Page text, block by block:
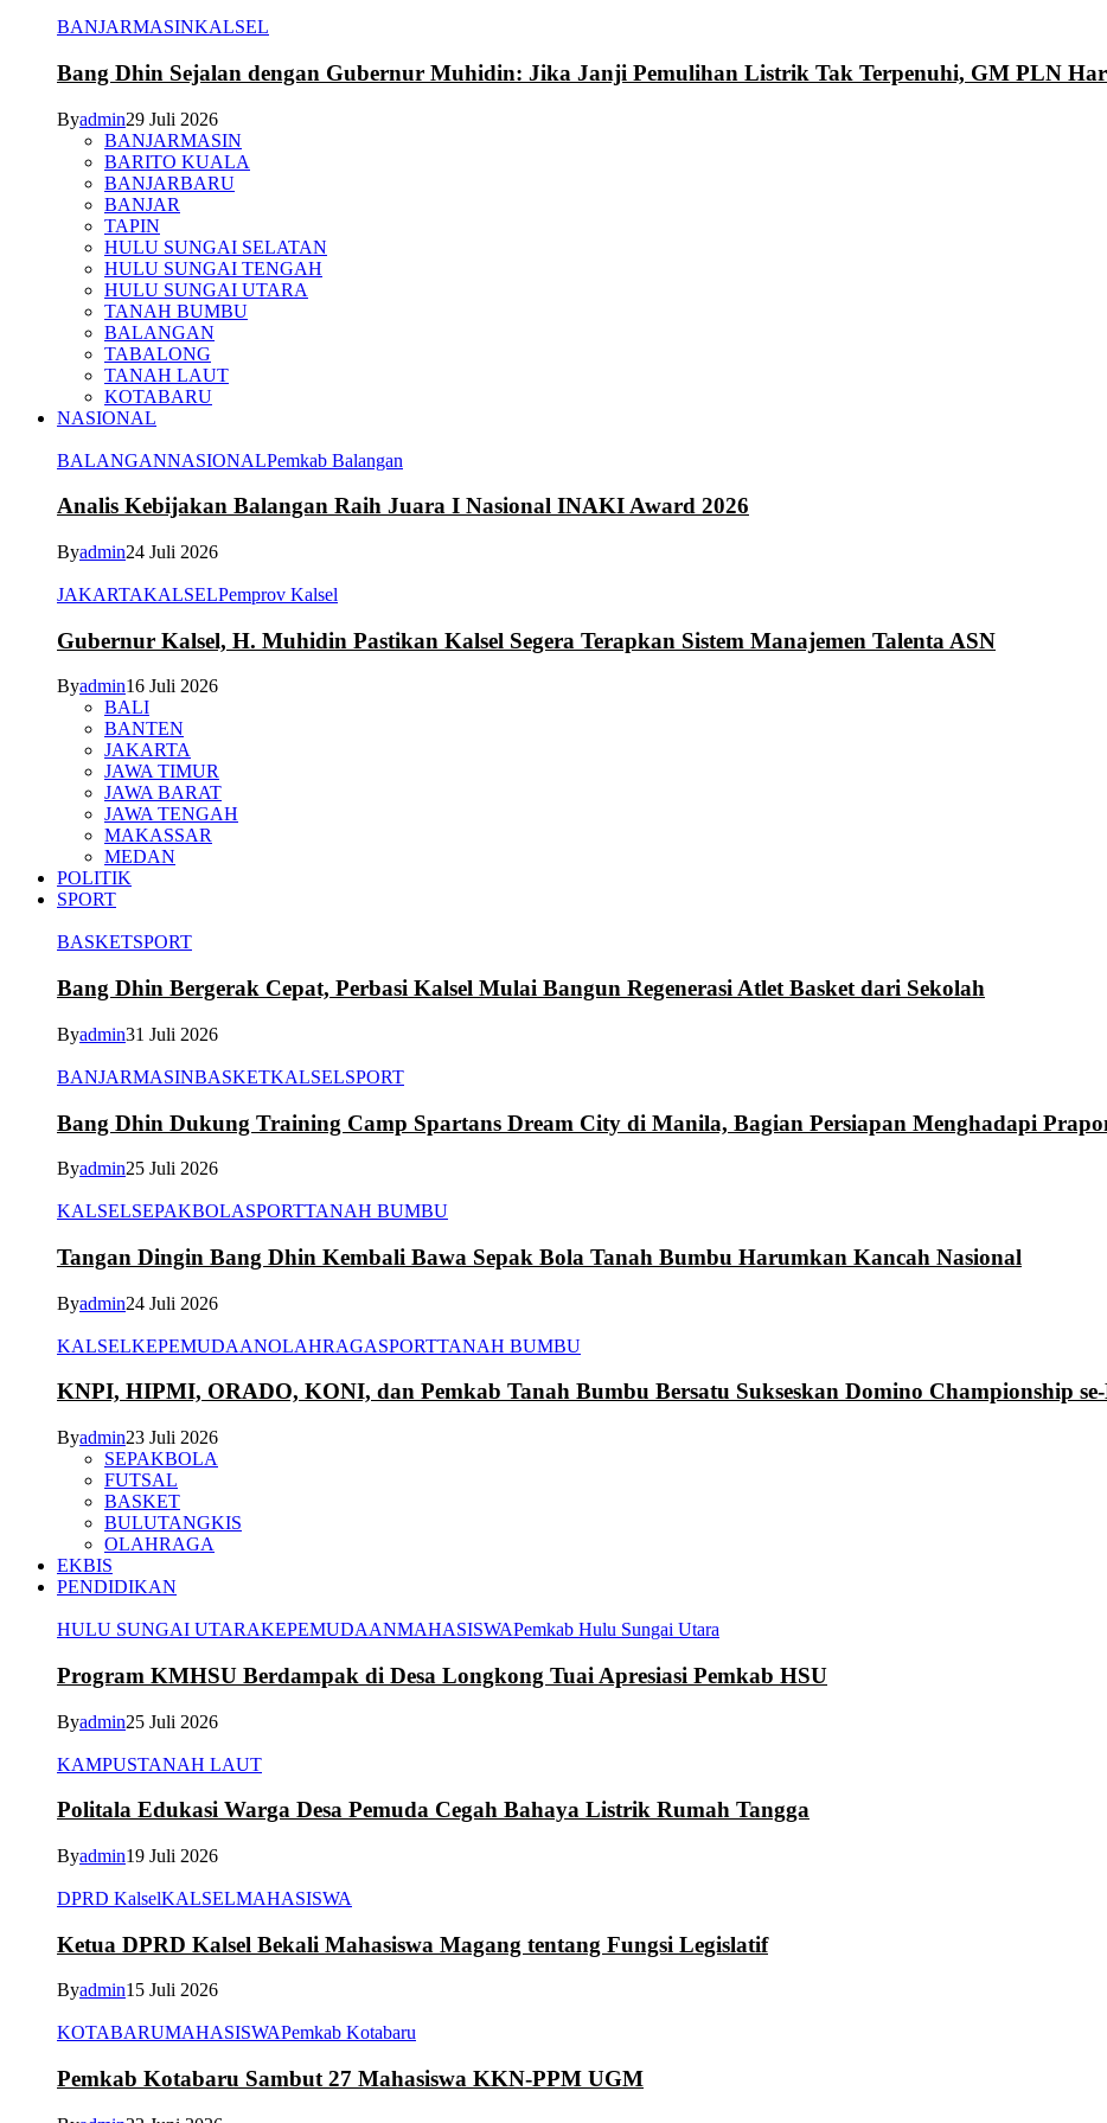
BANJARMASINKALSEL
Bang Dhin Sejalan dengan Gubernur Muhidin: Jika Janji Pemulihan Listrik Tak Terpenuhi, GM PLN
Byadmin29 Juli 2026
BANJARMASIN
BARITO KUALA
BANJARBARU
BANJAR
TAPIN
HULU SUNGAI SELATAN
HULU SUNGAI TENGAH
HULU SUNGAI UTARA
TANAH BUMBU
BALANGAN
TABALONG
TANAH LAUT
KOTABARU
NASIONAL
BALANGANNASIONALPemkab Balangan
Analis Kebijakan Balangan Raih Juara I Nasional INAKI Award 2026
Byadmin24 Juli 2026
JAKARTAKALSELPemprov Kalsel
Gubernur Kalsel, H. Muhidin Pastikan Kalsel Segera Terapkan Sistem Manajemen Talenta ASN
Byadmin16 Juli 2026
BALI
BANTEN
JAKARTA
JAWA TIMUR
JAWA BARAT
JAWA TENGAH
MAKASSAR
MEDAN
POLITIK
SPORT
BASKETSPORT
Bang Dhin Bergerak Cepat, Perbasi Kalsel Mulai Bangun Regenerasi Atlet Basket dari Sekolah
Byadmin31 Juli 2026
BANJARMASINBASKETKALSELSPORT
Bang Dhin Dukung Training Camp Spartans Dream City di Manila, Bagian Persiapan Menghadapi
Byadmin25 Juli 2026
KALSELSEPAKBOLASPORTTANAH BUMBU
Tangan Dingin Bang Dhin Kembali Bawa Sepak Bola Tanah Bumbu Harumkan Kancah Nasional
Byadmin24 Juli 2026
KALSELKEPEMUDAANOLAHRAGASPORTTANAH BUMBU
KNPI, HIPMI, ORADO, KONI, dan Pemkab Tanah Bumbu Bersatu Sukseskan Domino Championship
Byadmin23 Juli 2026
SEPAKBOLA
FUTSAL
BASKET
BULUTANGKIS
OLAHRAGA
EKBIS
PENDIDIKAN
HULU SUNGAI UTARAKEPEMUDAANMAHASISWAPemkab Hulu Sungai Utara
Program KMHSU Berdampak di Desa Longkong Tuai Apresiasi Pemkab HSU
Byadmin25 Juli 2026
KAMPUSTANAH LAUT
Politala Edukasi Warga Desa Pemuda Cegah Bahaya Listrik Rumah Tangga
Byadmin19 Juli 2026
DPRD KalselKALSELMAHASISWA
Ketua DPRD Kalsel Bekali Mahasiswa Magang tentang Fungsi Legislatif
Byadmin15 Juli 2026
KOTABARUMAHASISWAPemkab Kotabaru
Pemkab Kotabaru Sambut 27 Mahasiswa KKN-PPM UGM